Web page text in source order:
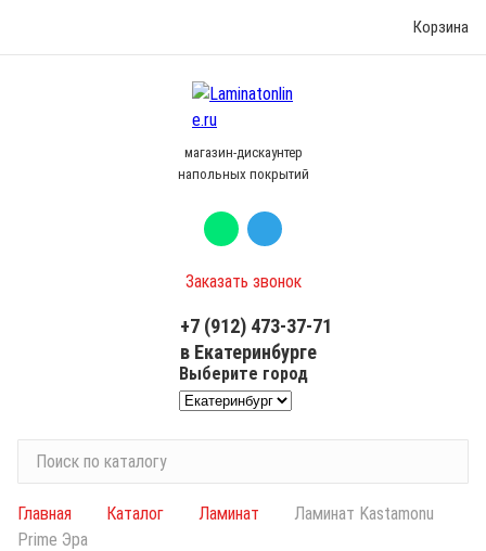
Корзина
магазин-дискаунтер
напольных покрытий
и
с
Заказать звонок
+7 (912) 473-37-71
в Екатеринбурге
Выберите город
Главная Каталог Ламинат
Ламинат Kastamonu
Prime Эра